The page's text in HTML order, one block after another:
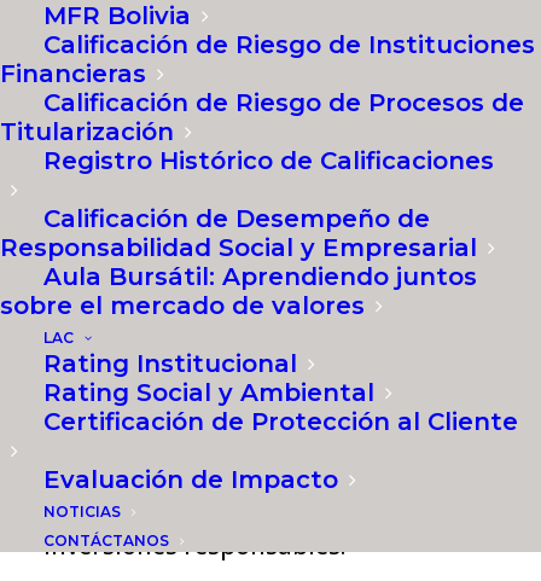
MFR Bolivia
Calificación de Riesgo de Instituciones
Financieras
Calificación de Riesgo de Procesos de
Titularización
Registro Histórico de Calificaciones
Calificación de Desempeño de
Responsabilidad Social y Empresarial
Aula Bursátil: Aprendiendo juntos
sobre el mercado de valores
LAC
Rating Institucional
Rating Social y Ambiental
Certificación de Protección al Cliente
Evaluación de Impacto
NOTICIAS
CONTÁCTANOS
Descripción
Acerca de MFR
MFR es una Calificadora de Riesgos
Global, con 20 años de experiencia,
que proporciona opiniones
independientes, información y
finanzas inclusivas y sostenibles para
promover mejores prácticas y facilitar
inversiones responsables.